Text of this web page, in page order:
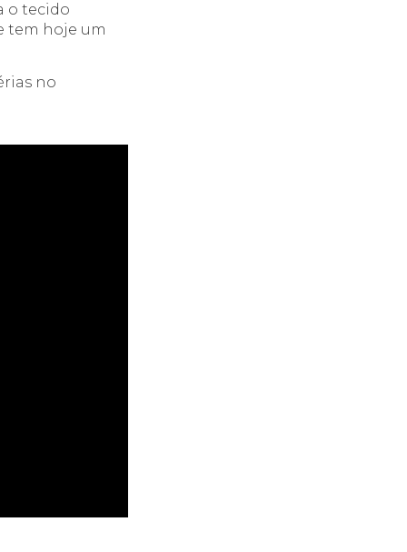
o tecido
tem hoje um
no